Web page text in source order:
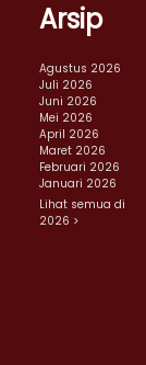
Arsip
Agustus 2026
Juli 2026
Juni 2026
Mei 2026
April 2026
Maret 2026
Februari 2026
Januari 2026
Lihat semua di
2026 >